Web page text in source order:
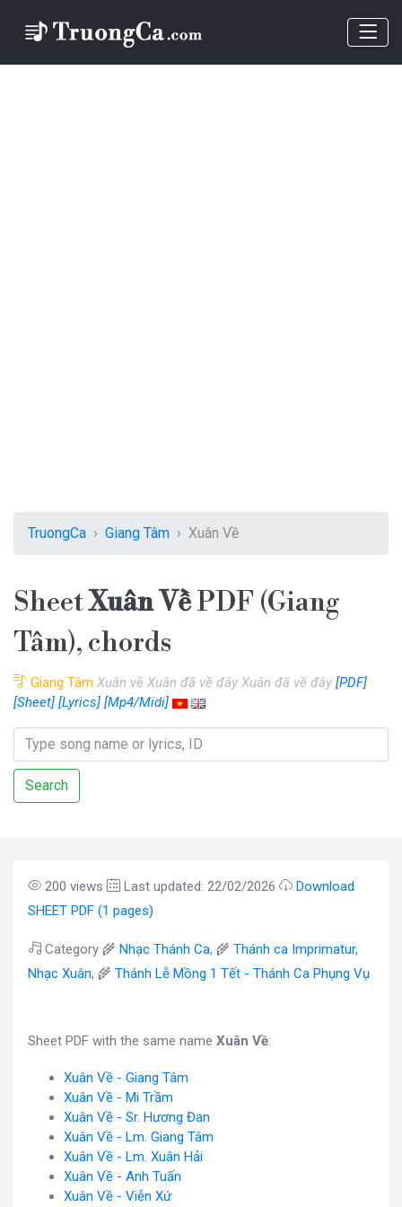
TruongCa Giang Tâm Xuân Về
SheetXuân VềPDF (Giang
Tâm), chords
Giang Tâm Xuân về Xuân đã về đây Xuân đã về đây [PDF]
[Sheet] [Lyrics] [Mp4/Midi]
Search
200 views Last updated: 22/02/2026
Download
SHEET PDF (1 pages)
Category 🌾 Nhạc Thánh Ca, 🌾 Thánh ca Imprimatur,
Nhạc Xuân, 🌾 Thánh Lễ Mồng 1 Tết - Thánh Ca Phụng Vụ
Sheet PDF with the same name Xuân Về:
Xuân Về - Giang Tâm
Xuân Về - Mi Trầm
Xuân Về - Sr. Hương Đan
Xuân Về - Lm. Giang Tâm
Xuân Về - Lm. Xuân Hải
Xuân Về - Anh Tuấn
Xuân Về - Viễn Xứ